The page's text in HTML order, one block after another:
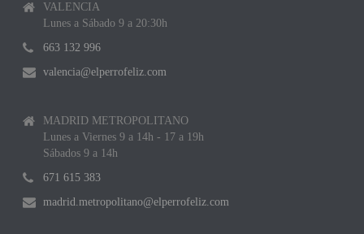
VALENCIA
Lunes a Sábado 9 a 20:30h
663 132 996
valencia@elperrofeliz.com
MADRID METROPOLITANO
Lunes a Viernes 9 a 14h - 17 a 19h
Sábados 9 a 14h
671 615 383
madrid.metropolitano@elperrofeliz.com